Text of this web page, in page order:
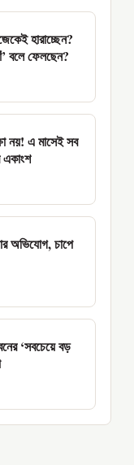
হারাচ্ছেন?
বলে ফেলছেন?
নয়! এ মাসেই সব
একাংশ
অভিযোগ, চাপে
‘সবচেয়ে বড়